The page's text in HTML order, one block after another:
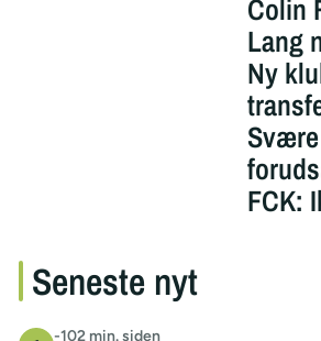
Colin
Lang
Ny
Svære
FCK:
Seneste nyt
-102 min. siden